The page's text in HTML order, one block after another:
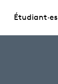
Étudiant·es